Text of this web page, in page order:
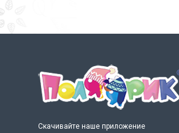
Скачивайте наше приложение